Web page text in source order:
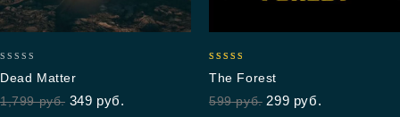
out
of
Dead Matter
1,799руб. 349 руб.
out of 5
The Forest
599руб. 299 руб.